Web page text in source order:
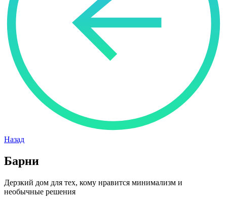
Назад
Барни
Дерзкий дом для тех, кому нравится минимализм и
необычные решения